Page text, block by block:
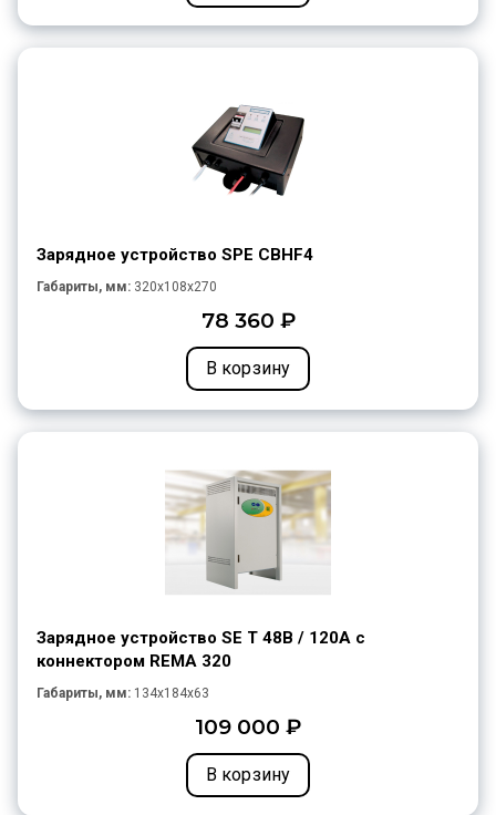
Зарядное устройство SPE CBHF4
Габариты, мм: 320x108x270
78 360 ₽
В корзину
Зарядное устройство SE T 48В / 120A с
коннектором REMA 320
Габариты, мм: 134x184x63
109 000 ₽
В корзину